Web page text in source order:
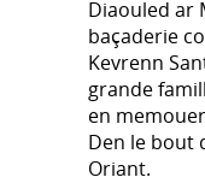
Diaouled ar
baçaderie
Kevrenn
grande
en
Den le bout
Oriant.